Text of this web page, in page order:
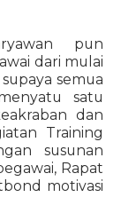
pun
dari mulai
semua
satu
dan
Training
susunan
Rapat
motivasi